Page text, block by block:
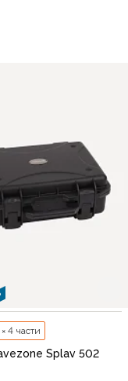
4 части
Splav 502